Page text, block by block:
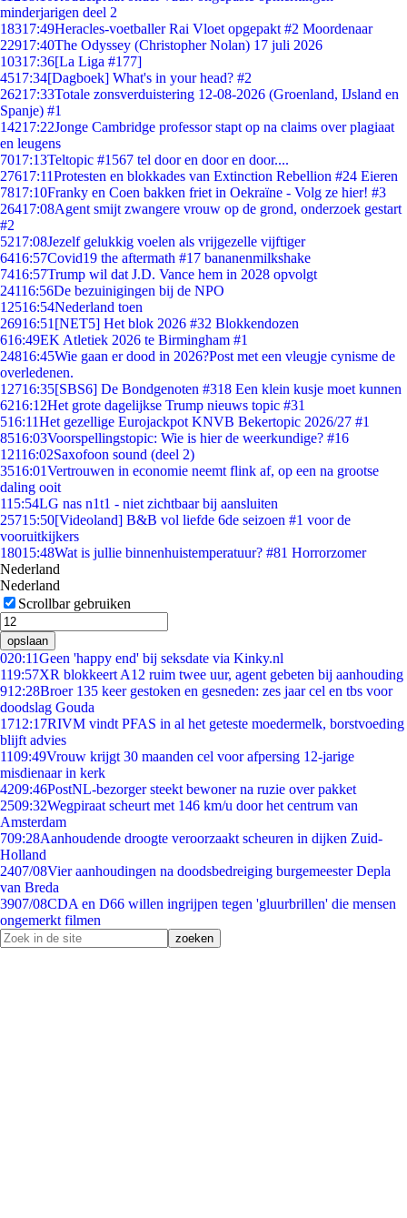
minderjarigen deel 2
18317:49Heracles-voetballer Rai Vloet opgepakt #2 Moordenaar
22917:40The Odyssey (Christopher Nolan) 17 juli 2026
10317:36[La Liga #177]
4517:34[Dagboek] What's in your head? #2
26217:33Totale zonsverduistering 12-08-2026 (Groenland, IJsland en
Spanje) #1
14217:22Jonge Cambridge professor stapt op na claims over plagiaat
en leugens
7017:13Teltopic #1567 tel door en door en door....
27617:11Protesten en blokkades van Extinction Rebellion #24 Eieren
7817:10Franky en Coen bakken friet in Oekraïne - Volg ze hier! #3
26417:08Agent smijt zwangere vrouw op de grond, onderzoek gestart
#2
5217:08Jezelf gelukkig voelen als vrijgezelle vijftiger
6416:57Covid19 the aftermath #17 bananenmilkshake
7416:57Trump wil dat J.D. Vance hem in 2028 opvolgt
24116:56De bezuinigingen bij de NPO
12516:54Nederland toen
26916:51 [NET5] Het blok 2026 #32 Blokkendozen
616:49EK Atletiek 2026 te Birmingham #1
24816:45Wie gaan er dood in 2026?Post met een vleugje cynisme de
overledenen.
12716:35[SBS6] De Bondgenoten #318 Een klein kusje moet kunnen
6216:12Het grote dagelijkse Trump nieuws topic #31
516:11Het gezellige Eurojackpot KNVB Bekertopic 2026/27 #1
8516:03Voorspellingstopic: Wie is hier de weerkundige? #16
12116:02Saxofoon sound (deel 2)
3516:01Vertrouwen in economie neemt flink af, op een na grootse
daling ooit
115:54LG nas n1t1 - niet zichtbaar bij aansluiten
25715:50[Videoland] B&B vol liefde 6de seizoen #1 voor de
vooruitkijkers
18015:48Wat is jullie binnenhuistemperatuur? #81 Horrorzomer
Nederland
Nederland
Scrollbar gebruiken
opslaan
020:11Geen 'happy end' bij seksdate via Kinky.nl
119:57XR blokkeert A12 ruim twee uur, agent gebeten bij aanhouding
912:28Broer 135 keer gestoken en gesneden: zes jaar cel en tbs voor
doodslag Gouda
1712:17RIVM vindt PFAS in al het geteste moedermelk, borstvoeding
blijft advies
1109:49Vrouw krijgt 30 maanden cel voor afpersing 12-jarige
misdienaar in kerk
4209:46PostNL-bezorger steekt bewoner na ruzie over pakket
2509:32Wegpiraat scheurt met 146 km/u door het centrum van
Amsterdam
709:28Aanhoudende droogte veroorzaakt scheuren in dijken Zuid-
Holland
2407/08Vier aanhoudingen na doodsbedreiging burgemeester Depla
van Breda
3907/08CDA en D66 willen ingrijpen tegen 'gluurbrillen' die mensen
ongemerkt filmen